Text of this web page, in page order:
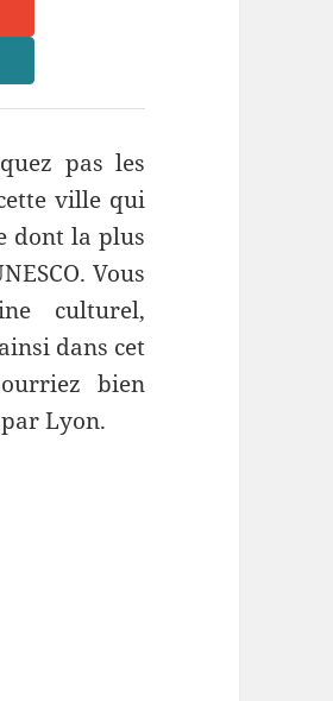
pas les
ville qui
dont la plus
Vous
culturel,
dans cet
bien
Lyon.